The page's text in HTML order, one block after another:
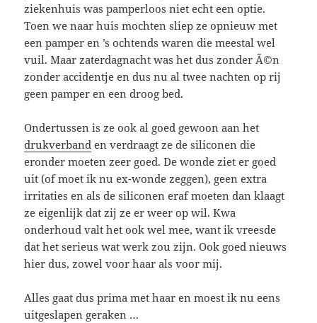
ziekenhuis was pamperloos niet echt een optie.
Toen we naar huis mochten sliep ze opnieuw met
een pamper en ’s ochtends waren die meestal wel
vuil. Maar zaterdagnacht was het dus zonder Ã©n
zonder accidentje en dus nu al twee nachten op rij
geen pamper en een droog bed.
Ondertussen is ze ook al goed gewoon aan het
drukverband en verdraagt ze de siliconen die
eronder moeten zeer goed. De wonde ziet er goed
uit (of moet ik nu ex-wonde zeggen), geen extra
irritaties en als de siliconen eraf moeten dan klaagt
ze eigenlijk dat zij ze er weer op wil. Kwa
onderhoud valt het ook wel mee, want ik vreesde
dat het serieus wat werk zou zijn. Ook goed nieuws
hier dus, zowel voor haar als voor mij.
Alles gaat dus prima met haar en moest ik nu eens
uitgeslapen geraken …